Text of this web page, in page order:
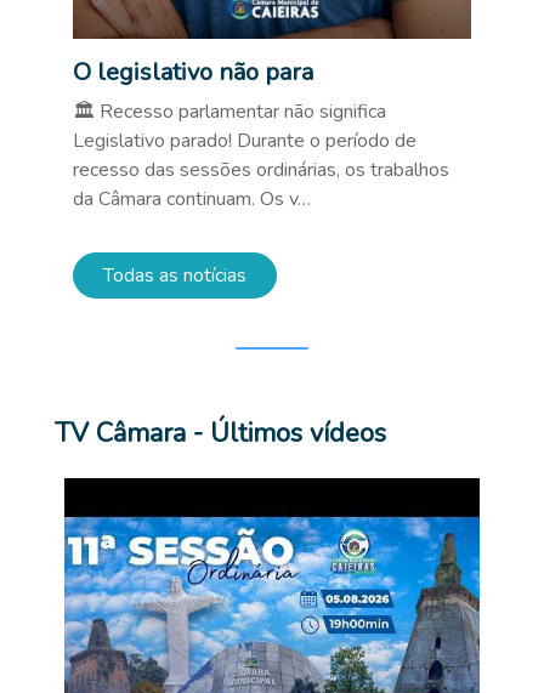
O legislativo não para
🏛️ Recesso parlamentar não significa
Legislativo parado! Durante o período de
recesso das sessões ordinárias, os trabalhos
da Câmara continuam. Os v…
Todas as notícias
TV Câmara - Últimos vídeos